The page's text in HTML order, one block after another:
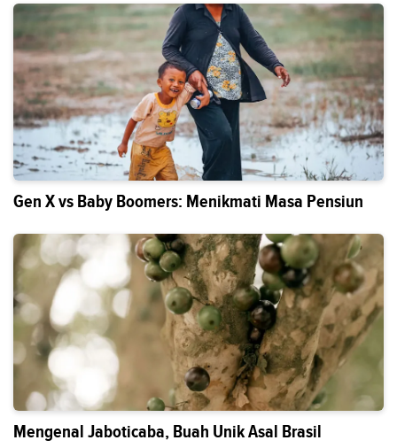
Gen X vs Baby Boomers: Menikmati Masa Pensiun
Mengenal Jaboticaba, Buah Unik Asal Brasil